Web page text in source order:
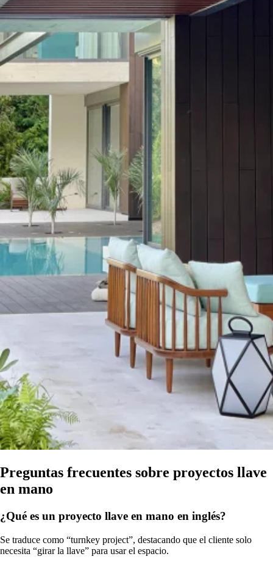
Preguntas frecuentes sobre proyectos llave
en mano
¿Qué es un proyecto llave en mano en inglés?
Se traduce como “turnkey project”, destacando que el cliente solo
necesita “girar la llave” para usar el espacio.